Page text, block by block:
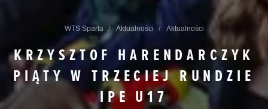
WTS Sparta Aktualności Aktualności
KRZYSZTOF HARENDARCZYK
PIĄTY W TRZECIEJ RUNDZIE
IPE U17